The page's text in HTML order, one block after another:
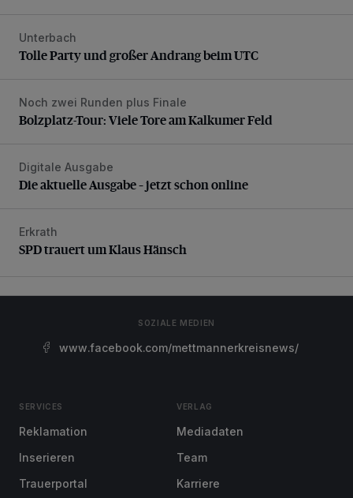
Tolle Party und großer Andrang beim UTC
Unterbach
Tolle Party und großer Andrang beim UTC
Bolzplatz-Tour: Viele Tore am Kalkumer Feld
Noch zwei Runden plus Finale
Bolzplatz-Tour: Viele Tore am Kalkumer Feld
Die aktuelle Ausgabe – jetzt schon online
Digitale Ausgabe
Die aktuelle Ausgabe – jetzt schon online
SPD trauert um Klaus Hänsch
Erkrath
SPD trauert um Klaus Hänsch
SOZIALE MEDIEN
www.facebook.com/mettmannerkreisnews/
SERVICES
Reklamation
Inserieren
Trauerportal
VERLAG
Mediadaten
Team
Karriere